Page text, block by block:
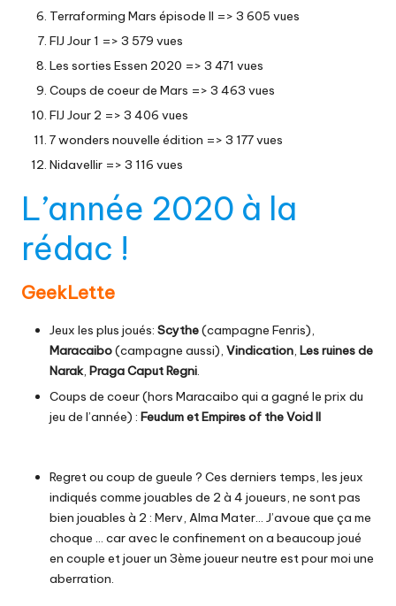
Terraforming Mars épisode II => 3 605 vues
FIJ Jour 1 => 3 579 vues
Les sorties Essen 2020 => 3 471 vues
Coups de coeur de Mars => 3 463 vues
FIJ Jour 2 => 3 406 vues
7 wonders nouvelle édition => 3 177 vues
Nidavellir => 3 116 vues
L’année 2020 à la
rédac !
GeekLette
Jeux les plus joués: Scythe(campagne Fenris),
Maracaibo(campagne aussi), Vindication, Les ruines de
Narak, Praga Caput Regni.
Coups de coeur (hors Maracaibo qui a gagné le prix du
jeu de l’année) : FeudumetEmpires of the Void II
Regret ou coup de gueule ? Ces derniers temps, les jeux
indiqués comme jouables de 2 à 4 joueurs, ne sont pas
bien jouables à 2 : Merv, Alma Mater… J’avoue que ça me
choque … car avec le confinement on a beaucoup joué
en couple et jouer un 3ème joueur neutre est pour moi une
aberration.